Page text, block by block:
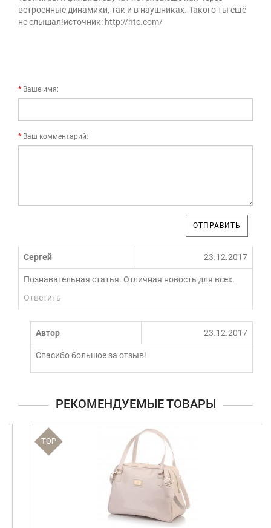
встроенные динамики, так и в наушниках. Такого ты ещё
не слышал!источник: http://htc.com/
Ваше имя:
Ваш комментарий:
ОТПРАВИТЬ
Сергей 23.12.2017
Познавательная статья. Отличная новость для всех.
Ответить
Автор 23.12.2017
Спасибо большое за отзыв!
РЕКОМЕНДУЕМЫЕ ТОВАРЫ
TOP